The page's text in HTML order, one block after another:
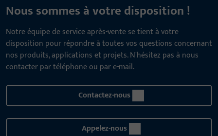
Nous sommes à votre disposition !
Notre équipe de service après-vente se tient à votre
disposition pour répondre à toutes vos questions concernant
nos produits, applications et projets. N'hésitez pas à nous
contacter par téléphone ou par e-mail.
Contactez-nous
Appelez-nous